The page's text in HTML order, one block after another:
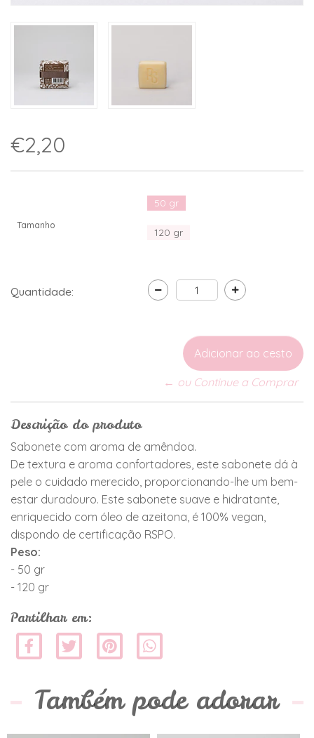
€2,20
Tamanho
50 gr
120 gr
Quantidade:
← ou Continue a Comprar
Descrição do produto
Sabonete com aroma de amêndoa.
De textura e aroma confortadores, este sabonete dá à
pele o cuidado merecido, proporcionando-lhe um bem-
estar duradouro. Este sabonete suave e hidratante,
enriquecido com óleo de azeitona, é 100% vegan,
dispondo de certificação RSPO.
Peso:
- 50 gr
- 120 gr
Partilhar em:
Também pode adorar